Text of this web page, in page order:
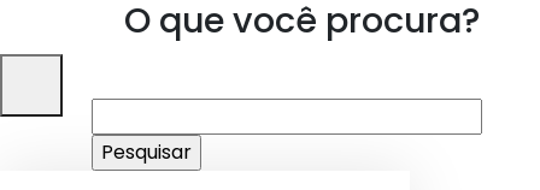
O que você procura?
por: